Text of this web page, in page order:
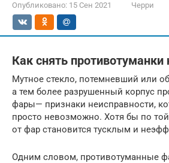
Опубликовано: 15 Сен 2021 Черри
Как снять противотуманки
Мутное стекло, потемневший или
а тем более разрушенный корпус
фары— признаки неисправности,
просто невозможно. Хотя бы по
от фар становится тусклым и
Одним словом, противотуманные